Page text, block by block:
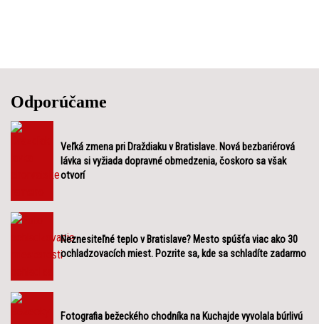
Odporúčame
Veľká zmena pri Draždiaku v Bratislave. Nová bezbariérová
lávka si vyžiada dopravné obmedzenia, čoskoro sa však
otvorí
Neznesiteľné teplo v Bratislave? Mesto spúšťa viac ako 30
ochladzovacích miest. Pozrite sa, kde sa schladíte zadarmo
Fotografia bežeckého chodníka na Kuchajde vyvolala búrlivú